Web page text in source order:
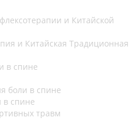
и Китайской
и Китайская Традиционная
в спине
боли в спине
в спине
травм